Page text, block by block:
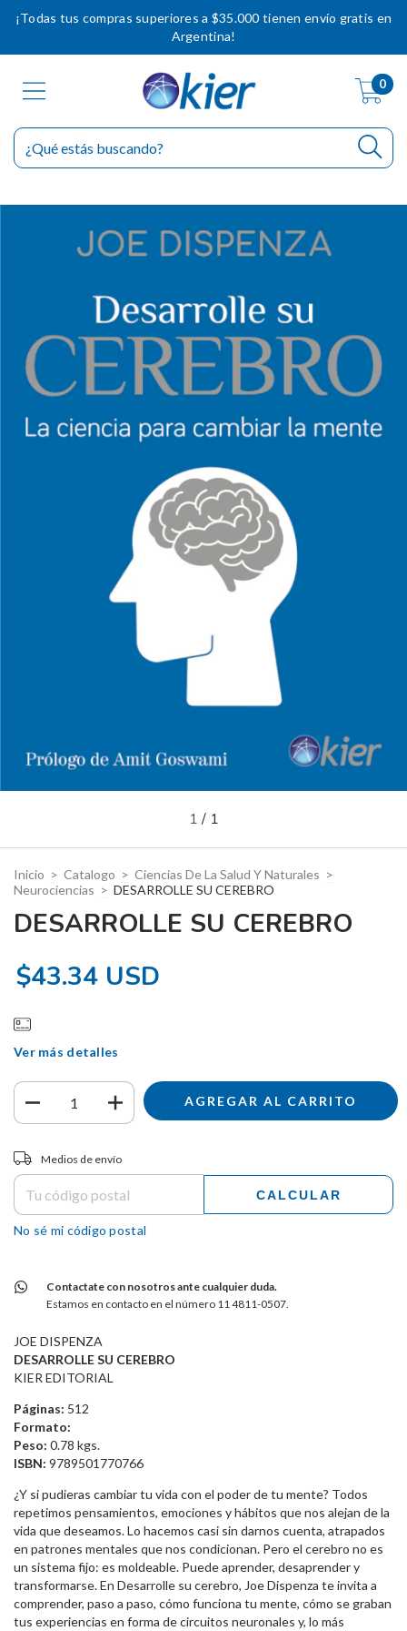
¡Todas tus compras superiores a $35.000 tienen envío gratis en
Argentina!
0
1 / 1
Inicio > Catalogo > Ciencias De La Salud Y Naturales >
Neurociencias > DESARROLLE SU CEREBRO
DESARROLLE SU CEREBRO
$43.34 USD
Ver más detalles
Entregas para el CP:
Medios de envío
CALCULAR
No sé mi código postal
Contactate con nosotros ante cualquier duda.
Estamos en contacto en el número 11 4811-0507.
JOE DISPENZA
DESARROLLE SU CEREBRO
KIER EDITORIAL
Páginas: 512
Formato:
Peso: 0.78 kgs.
ISBN: 9789501770766
¿Y si pudieras cambiar tu vida con el poder de tu mente? Todos
repetimos pensamientos, emociones y hábitos que nos alejan de la
vida que deseamos. Lo hacemos casi sin darnos cuenta, atrapados
en patrones mentales que nos condicionan. Pero el cerebro no es
un sistema fijo: es moldeable. Puede aprender, desaprender y
transformarse. En Desarrolle su cerebro, Joe Dispenza te invita a
comprender, paso a paso, cómo funciona tu mente, cómo se graban
tus experiencias en forma de circuitos neuronales y, lo más